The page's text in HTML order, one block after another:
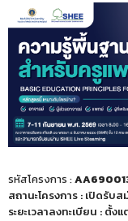
รหัสโครงการ :
สถานะโครงการ : เปิดรับ
ระยะเวลาลงทะเบียน : ตั้ง